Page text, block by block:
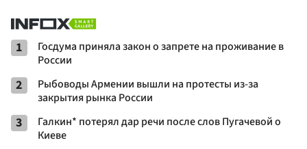
1
Госдума приняла закон о запрете на проживание в
России
2
Рыбоводы Армении вышли на протесты из-за
закрытия рынка России
3
Галкин* потерял дар речи после слов Пугачевой о
Киеве